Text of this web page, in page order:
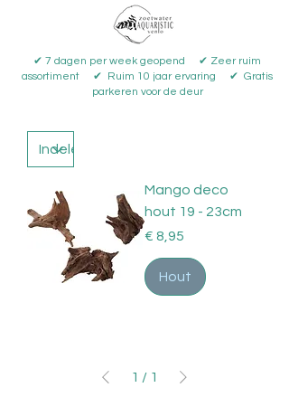
✔ 7 dagen per week geopend ✔ Zeer ruim
assortiment ✔ Ruim 10 jaar ervaring ✔ Gratis
parkeren voor de deur
Mango deco
hout 19 - 23cm
Prijs
€ 8,95
Hout
1 / 1